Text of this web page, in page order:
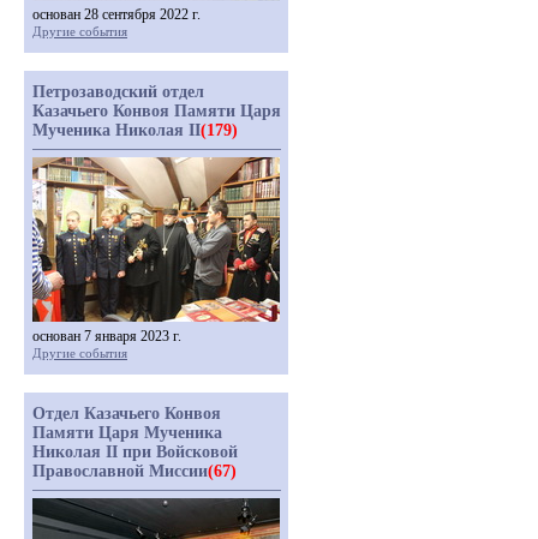
основан 28 сентября 2022 г.
Другие события
Петрозаводский отдел
Казачьего Конвоя Памяти Царя
Мученика Николая II(179)
основан 7 января 2023 г.
Другие события
Отдел Казачьего Конвоя
Памяти Царя Мученика
Николая II при Войсковой
Православной Миссии(67)